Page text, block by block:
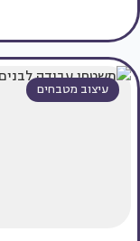
עיצוב מטבחים